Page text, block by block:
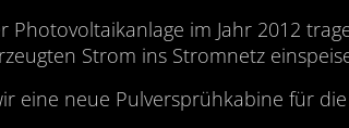
Photovoltaikanlage im Jahr 2012
Strom ins Stromnetz
eine neue Pulversprühkabine für